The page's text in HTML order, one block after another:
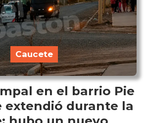
en el barrio Pie
extendió durante la
Caucete